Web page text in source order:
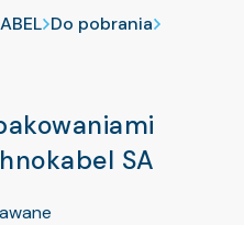
Do pobrania
SA